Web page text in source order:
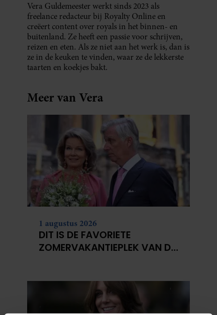
Vera Guldemeester werkt sinds 2023 als
freelance redacteur bij Royalty Online en
creëert content over royals in het binnen- en
buitenland. Ze heeft een passie voor schrijven,
reizen en eten. Als ze niet aan het werk is, dan is
ze in de keuken te vinden, waar ze de lekkerste
taarten en koekjes bakt.
Meer van Vera
1 augustus 2026
DIT IS DE FAVORIETE
ZOMERVAKANTIEPLEK VAN DE